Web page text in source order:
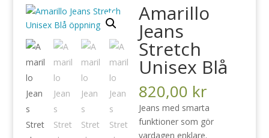
Amarillo
Jeans
Stretch
Unisex Blå
820,00 kr
Jeans med smarta
funktioner som gör
vardagen enklare.